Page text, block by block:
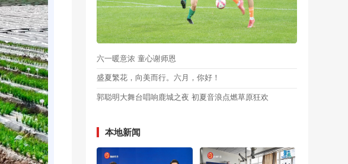
六一暖意浓 童心谢师恩
盛夏繁花，向美而行。六月，你好！
郭聪明大舞台唱响鹿城之夜 初夏音浪点燃草原狂欢
本地新闻